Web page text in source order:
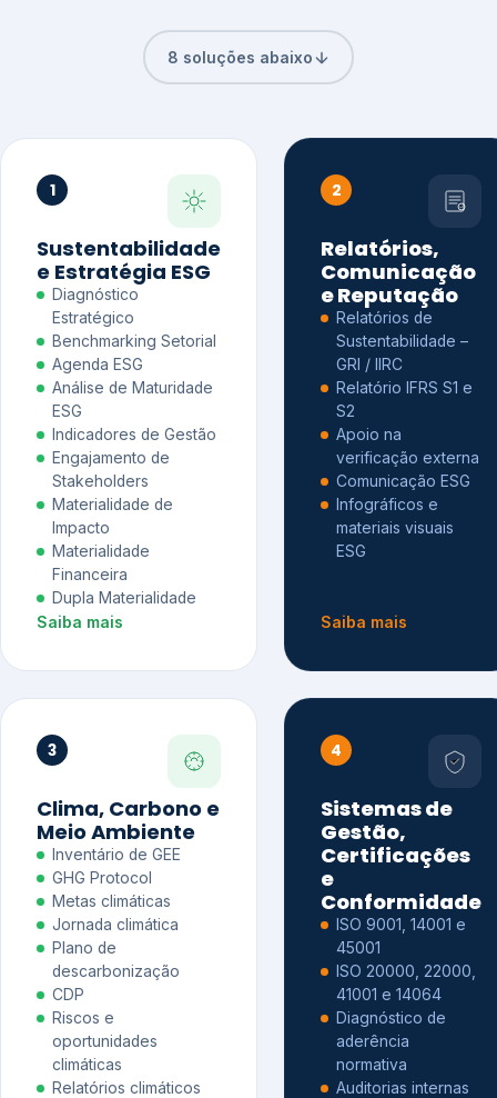
8 soluções abaixo
1
Sustentabilidade
e Estratégia ESG
Diagnóstico
Estratégico
Benchmarking Setorial
Agenda ESG
Análise de Maturidade
ESG
Indicadores de Gestão
Engajamento de
Stakeholders
Materialidade de
Impacto
Materialidade
Financeira
Dupla Materialidade
Saiba mais
2
Relatórios,
Comunicação
e Reputação
Relatórios de
Sustentabilidade –
GRI / IIRC
Relatório IFRS S1 e
S2
Apoio na
verificação externa
Comunicação ESG
Infográficos e
materiais visuais
ESG
Saiba mais
3
Clima, Carbono e
Meio Ambiente
Inventário de GEE
GHG Protocol
Metas climáticas
Jornada climática
Plano de
descarbonização
CDP
Riscos e
oportunidades
climáticas
Relatórios climáticos
4
Sistemas de
Gestão,
Certificações
e
Conformidade
ISO 9001, 14001 e
45001
ISO 20000, 22000,
41001 e 14064
Diagnóstico de
aderência
normativa
Auditorias internas